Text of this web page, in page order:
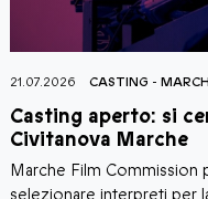
21.07.2026 CASTING -
Casting aperto: si
Civitanova Marche
Marche Film
selezionare interpreti per